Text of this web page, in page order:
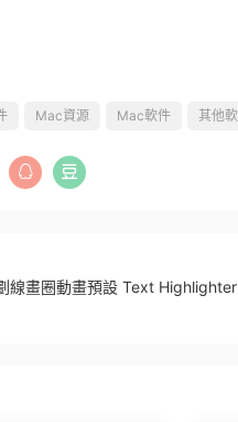
Mac資源 Mac軟件 其他
線畫圈動畫預設 Text